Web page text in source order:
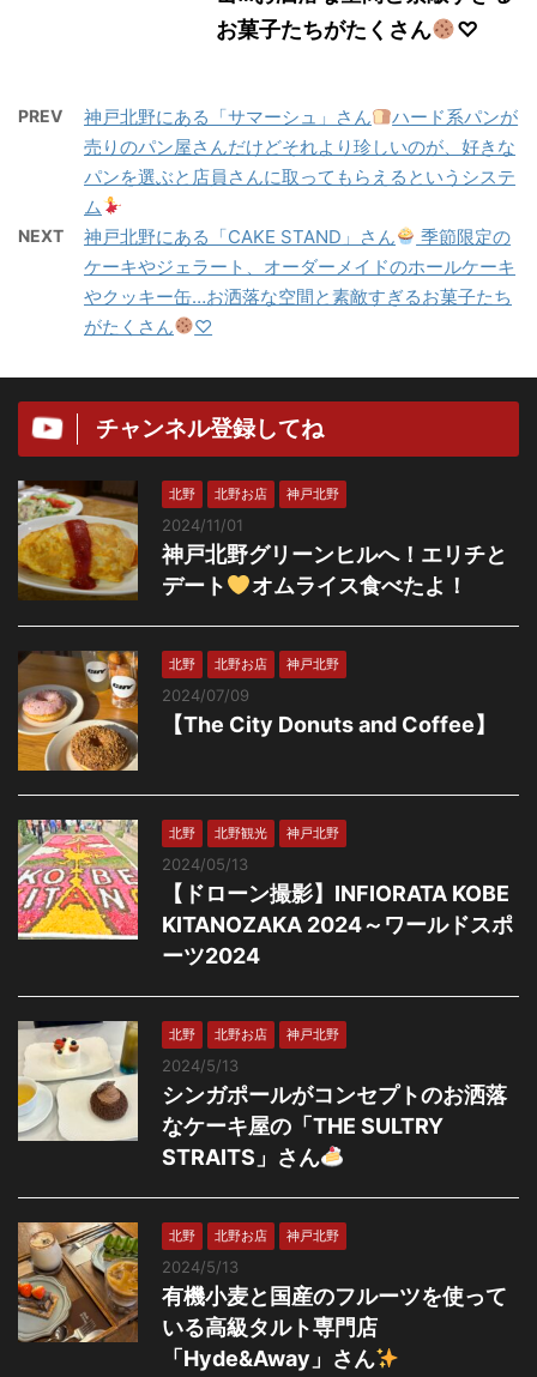
お菓子たちがたくさん
♡
PREV 神戸北野にある「サマーシュ」さん
ハード系パンが
売りのパン屋さんだけどそれより珍しいのが、好きな
パンを選ぶと店員さんに取ってもらえるというシステ
ム
NEXT 神戸北野にある「CAKE STAND」さん
季節限定の
ケーキやジェラート、オーダーメイドのホールケーキ
やクッキー缶…お洒落な空間と素敵すぎるお菓子たち
がたくさん
♡
チャンネル登録してね
北野 北野お店 神戸北野
2024/11/01
神戸北野グリーンヒルへ！エリチと
デート
オムライス食べたよ！
北野 北野お店 神戸北野
2024/07/09
【The City Donuts and Coffee】
北野 北野観光 神戸北野
2024/05/13
【ドローン撮影】INFIORATA KOBE
KITANOZAKA 2024～ワールドスポ
ーツ2024
北野 北野お店 神戸北野
2024/5/13
シンガポールがコンセプトのお洒落
なケーキ屋の「THE SULTRY
STRAITS」さん
北野 北野お店 神戸北野
2024/5/13
有機小麦と国産のフルーツを使って
いる高級タルト専門店
「Hyde&Away」さん